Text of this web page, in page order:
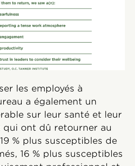
les employés à
a également un
sur leur santé et leur
qui ont dû retourner au
% plus susceptibles de
16 % plus susceptibles